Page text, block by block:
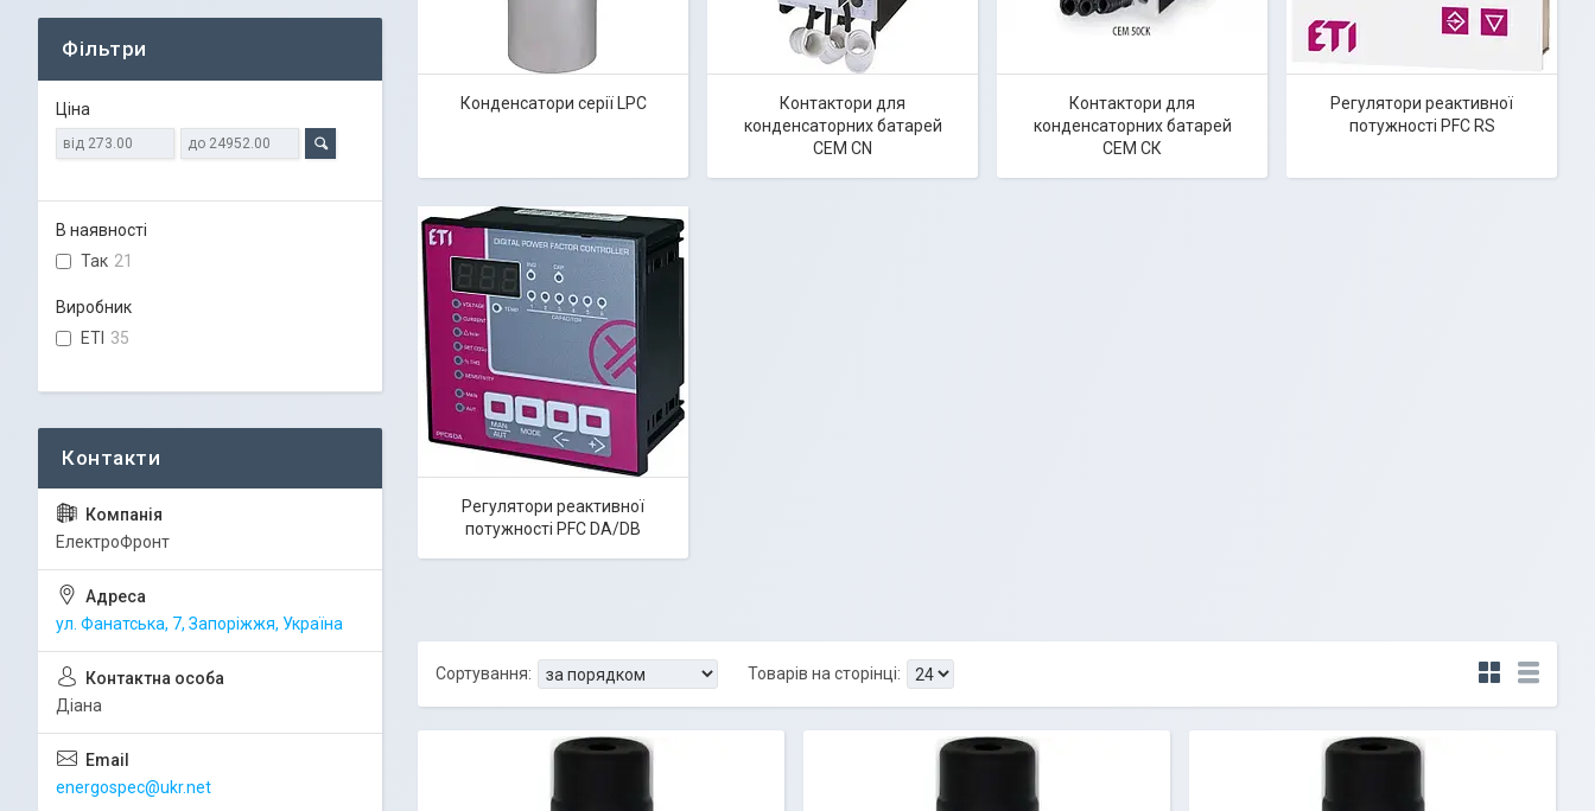
Конденсатори серії LPC
Контактори для
конденсаторних батарей
CEM CN
Контактори для
конденсаторних батарей
СЕМ СК
Регулятори реактивної
потужності PFC RS
Регулятори реактивної
потужності PFC DA/DB
Фільтри
Ціна
В наявності
Так 21
Виробник
ETI 35
ЕлектроФронт
ул. Фанатська, 7, Запоріжжя, Україна
Діана
energospec@ukr.net